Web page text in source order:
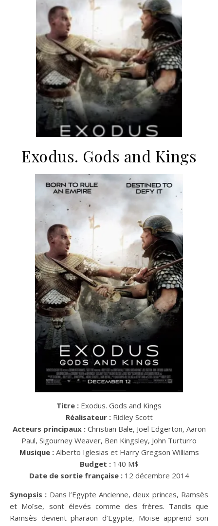
Exodus. Gods and Kings
Titre : Exodus. Gods and Kings
Réalisateur : Ridley Scott
Acteurs principaux : Christian Bale, Joel Edgerton, Aaron
Paul, Sigourney Weaver, Ben Kingsley, John Turturro
Musique : Alberto Iglesias et Harry Gregson Williams
Budget : 140 M$
Date de sortie française : 12 décembre 2014
Synopsis : Dans l’Egypte Ancienne, deux princes, Ramsès
et Moïse, sont élevés comme des frères. Tandis que
Ramsès devient pharaon d’Egypte, Moïse apprend son